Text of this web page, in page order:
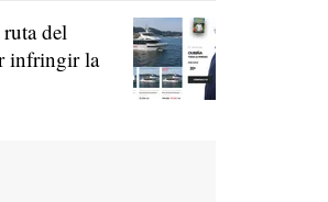
del
infringir la